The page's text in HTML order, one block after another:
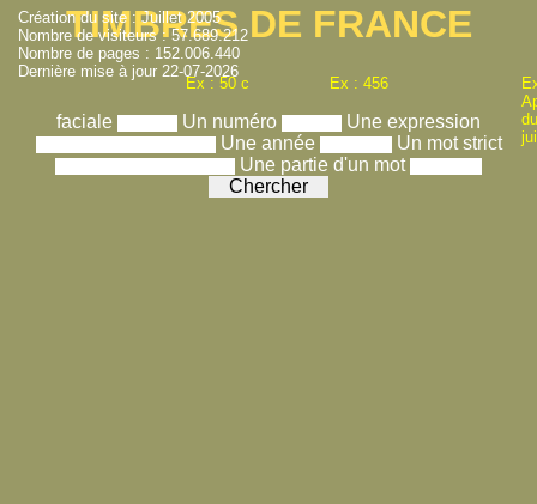
TIMBRES DE FRANCE
Ex : 50 c Ex : 456
faciale Un numéro
Une expression
Une année
Un mot strict
Une partie d'un mot
Création du site : Juillet 2005
Nombre de visiteurs : 57.689.212
Nombre de pages : 152.006.440
Dernière mise à jour 22-07-2026